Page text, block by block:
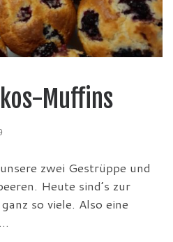
Muffins
zwei Gestrüppe und
Heute sind’s zur
so viele. Also eine